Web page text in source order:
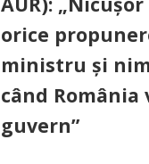
orice
ministru și
când România
guvern”